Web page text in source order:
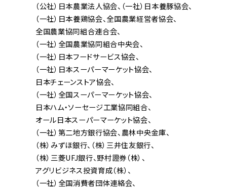
（公社）日本農業法人協会 （一社）日本養豚協会
（一社）日本養鶏協会 全国農業経営者協会
全国農業協同組合連合会
（一社）全国農業協同組合中央会
（一社）日本フードサービス協会
（一社）日本スーパーマーケット協会
日本チェーンストア協会
（一社）全国スーパーマーケット協会
日本ハム・ソーセージ工業協同組合
オール日本スーパーマーケット協会
（一社）第二地方銀行協会 農林中央金庫
（株）みずほ銀行 （株）三井住友銀行
（株）三菱UFJ銀行 野村證券（株）
アグリビジネス投資育成（株）
（一社）全国消費者団体連絡会